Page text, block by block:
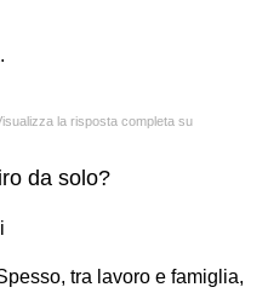
la risposta completa su
da solo?
tra lavoro e famiglia,